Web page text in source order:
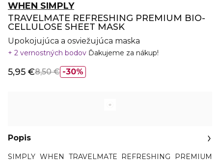
WHEN SIMPLY
TRAVELMATE REFRESHING PREMIUM BIO-
CELLULOSE SHEET MASK
Upokojujúca a osviežujúca maska
2 vernostných bodov Ďakujeme za nákup!
30%
5,95 €8,50 €
Popis
SIMPLY WHEN TRAVELMATE REFRESHING PREMIUM